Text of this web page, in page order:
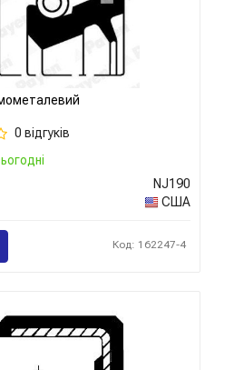
0 відгуків
NJ190
США
Код: 162247-4